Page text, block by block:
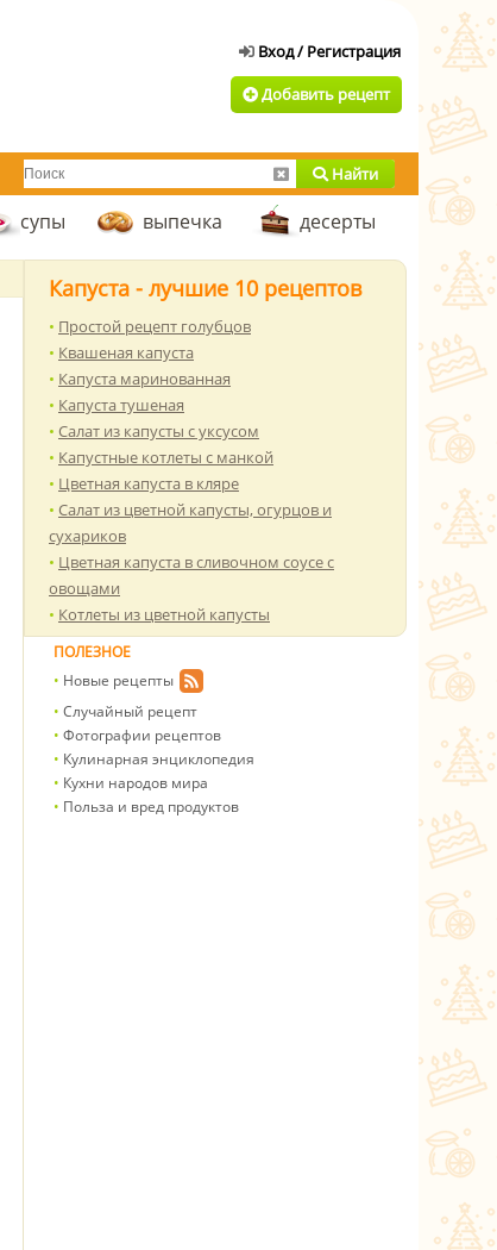
Добавить рецепт
Найти
супы выпечка десерты
Капуста - лучшие 10 рецептов
Простой рецепт голубцов
Квашеная капуста
Капуста маринованная
Капуста тушеная
Салат из капусты с уксусом
Капустные котлеты с манкой
Цветная капуста в кляре
Салат из цветной капусты, огурцов и
сухариков
Цветная капуста в сливочном соусе с
овощами
Котлеты из цветной капусты
ПОЛЕЗНОЕ
Новые рецепты
Случайный рецепт
Фотографии рецептов
Кулинарная энциклопедия
Кухни народов мира
Польза и вред продуктов